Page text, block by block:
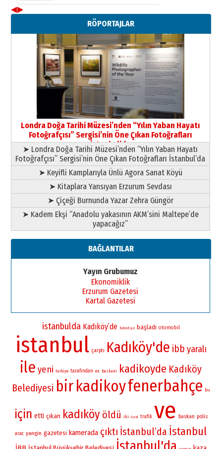
Neşat YALÇIN
Paranın Aile Kültüründeki Yeri
03 Ağustos 2026 Pazartesi
Yıldırım Gündoğdu
HAVVA’NIN ÜÇ KIZI
09 Temmuz 2026 Perşembe
Yusuf POLAT
Şampiyonluk Sebahattin Şirin’e
yazar
11 Mayıs 2026 Pazartesi
◀▶
RÖPORTAJLAR
Londra Doğa Tarihi Müzesi’nden “Yılın Yaban Hayatı
Fotoğrafçısı” Sergisi’nin Öne Çıkan Fotoğrafları
İstanbul’da
➤ Londra Doğa Tarihi Müzesi’nden “Yılın Yaban Hayatı
Fotoğrafçısı” Sergisi’nin Öne Çıkan Fotoğrafları İstanbul’da
➤ Keyifli Kamplarıyla Ünlü Agora Sanat Köyü
➤ Kitaplara Yansıyan Erzurum Sevdası
➤ Çiçeği Burnunda Yazar Zehra Güngör
➤ Kadem Ekşi “Anadolu yakasının AKM’sini Maltepe’de
yapacağız”
BAĞLANTILAR
Yayın Grubumuz
Ekonomiklik
Erzurum Gazetesi
Kartal Gazetesi
istanbulda Kadıköy’de Belediye başladı otomobil
istanbul çarptı Kadıköy'de ibb yaralı
ile yeni turkiye tarafından en baskani kadikoyde Kadıköy
Belediyesi birkadikoyfenerbahçe bu
için etti çıkan kadıköy öldü iki özel trafik ve baskan polis
arac yangin gazetesi kamerada çıktı İstanbul’da İstanbul